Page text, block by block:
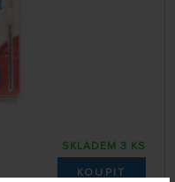
SKLADEM 3 KS
KOUPIT